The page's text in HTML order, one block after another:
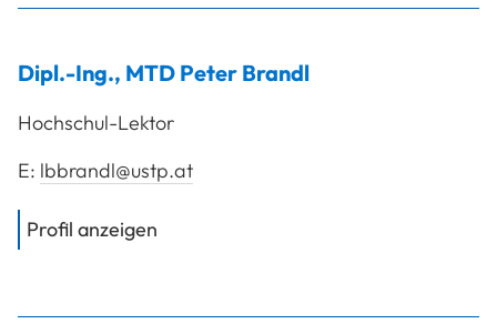
Dipl.-Ing., MTD Peter Brandl
Hochschul-Lektor
E: lbbrandl@ustp.at
Profil anzeigen